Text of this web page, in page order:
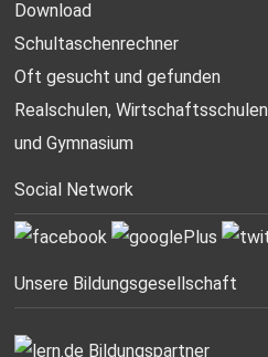
Download
Schultaschenrechner
Oft gesucht und gefunden
Realschulen,Wirtschaftsschulen
und Gymnasium
Social Network
Unsere Bildungsgesellschaft